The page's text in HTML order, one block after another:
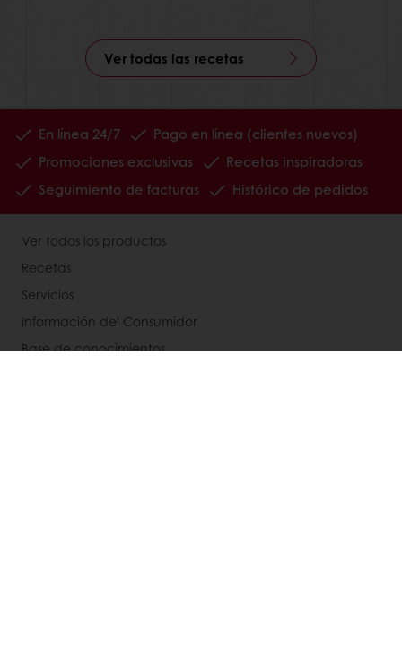
Ver todas las recetas
En línea 24/7
Pago en línea (clientes nuevos)
Promociones exclusivas
Recetas inspiradoras
Seguimiento de facturas
Histórico de pedidos
Ver todos los productos
Recetas
Servicios
Información del Consumidor
Base de conocimientos